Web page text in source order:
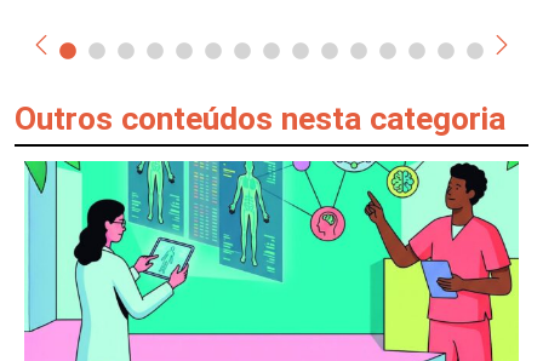
Outros conteúdos nesta categoria